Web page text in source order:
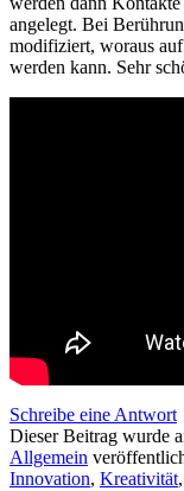
angelegt. Bei
modifiziert, woraus
werden kann. Sehr
Schreibe eine Antwort
Dieser Beitrag wurde
Allgemein
Innovation, Kreativität,